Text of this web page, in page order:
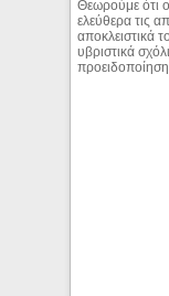
Θεωρούμε ότι ο
ελεύθερα τις
αποκλειστικά
υβριστικά